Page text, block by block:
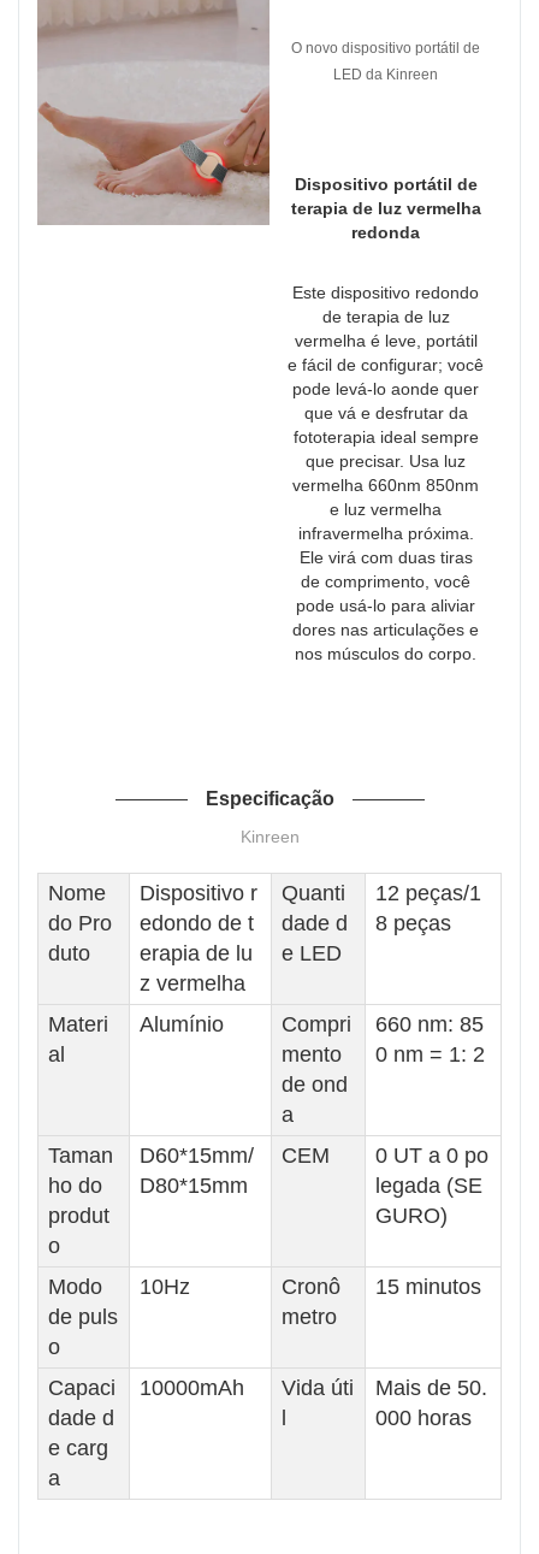
O novo dispositivo portátil de
LED da Kinreen
Dispositivo portátil de
terapia de luz vermelha
redonda
Este dispositivo redondo
de terapia de luz
vermelha é leve, portátil
e fácil de configurar; você
pode levá-lo aonde quer
que vá e desfrutar da
fototerapia ideal sempre
que precisar. Usa luz
vermelha 660nm 850nm
e luz vermelha
infravermelha próxima.
Ele virá com duas tiras
de comprimento, você
pode usá-lo para aliviar
dores nas articulações e
nos músculos do corpo.
Especificação
Kinreen
Nome
do Pro
duto
Dispositivo r
edondo de t
erapia de lu
z vermelha
Quanti
dade d
e LED
12 peças/1
8 peças
Materi
al
Alumínio
Compri
mento
de ond
a
660 nm: 85
0 nm = 1: 2
Taman
ho do
produt
o
D60*15mm/
D80*15mm
CEM
0 UT a 0 po
legada (SE
GURO)
Modo
de puls
o
10Hz
Cronô
metro
15 minutos
Capaci
dade d
e carg
a
10000mAh
Vida úti
Mais de 50.
000 horas